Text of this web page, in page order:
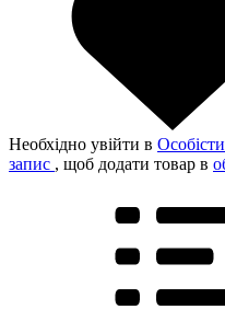
Необхідно увійти в
запис , щоб додати товар в